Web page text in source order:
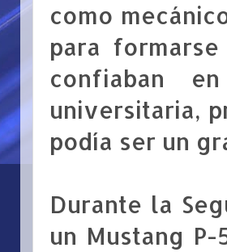
como
para
confiaban
universitaria,
podía ser un
Durante la
un Mustang